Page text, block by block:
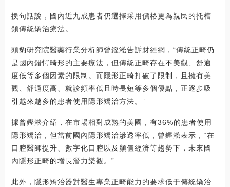
換句話說，國內近九成患者仍選擇采用價格更為親民的托槽
類傳統矯治療法。
頭豹研究院醫藥行業分析師曾鏗淞告訴財經網，“傳統正畸仍
是國內錯愕畸形的主要療法，但傳統正畸存在不美觀、舒適
度低等多個因素的限制。而隱形正畸打破了限制，且擁有美
觀、舒適度高、就診頻率低且時長短等多個優點，正逐步吸
引越來越多的患者使用隱形矯治方法。”
據曾鏗淞介紹，在市場相對成熟的美國，有36%的患者使用
隱形矯治，但當前國內隱形矯治滲透率低，曾鏗淞表示，“在
口腔醫師提升、數字化口腔以及顏值經濟等趨勢下，未來國
內隱形正畸的增長潛力樂觀。”
此外，隱形矯治器對醫生專業正畸能力的要求低于傳統矯治